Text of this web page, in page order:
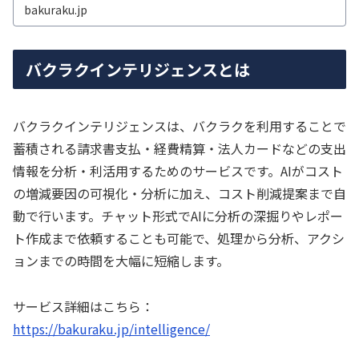
bakuraku.jp
バクラクインテリジェンスとは
バクラクインテリジェンスは、バクラクを利用することで
蓄積される請求書支払・経費精算・法人カードなどの支出
情報を分析・利活用するためのサービスです。AIがコスト
の増減要因の可視化・分析に加え、コスト削減提案まで自
動で行います。チャット形式でAIに分析の深掘りやレポー
ト作成まで依頼することも可能で、処理から分析、アクシ
ョンまでの時間を大幅に短縮します。
サービス詳細はこちら：
https://bakuraku.jp/intelligence/